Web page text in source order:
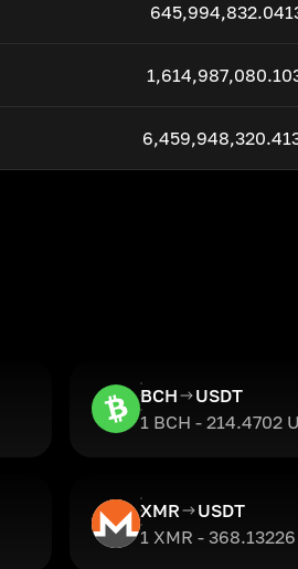
BCH
USDT
1 BCH - 214.4702
XMR
USDT
1 XMR -